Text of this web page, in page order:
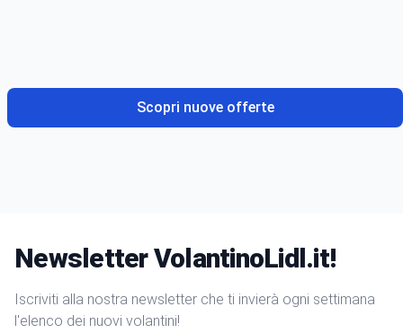
Scopri nuove offerte
Newsletter VolantinoLidl.it!
Iscriviti alla nostra newsletter che ti invierà ogni settimana
l'elenco dei nuovi volantini!